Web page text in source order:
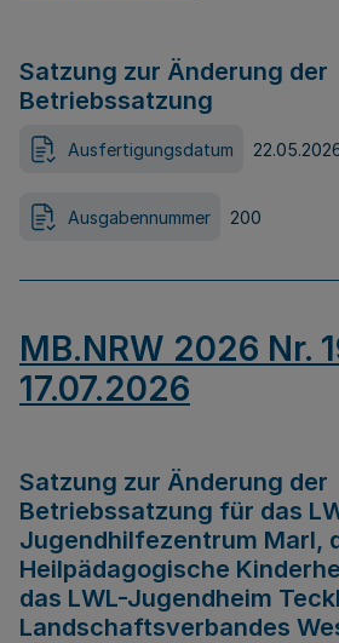
Satzung zur Änderung der
Betriebssatzung
Ausfertigungsdatum
Ausgabennummer 200
MB.NRW 2026 Nr.
17.07.2026
Satzung zur Änderung der
Betriebssatzung für das
Jugendhilfezentrum Marl,
Heilpädagogische
das LWL-Jugendheim
Landschaftsverbandes